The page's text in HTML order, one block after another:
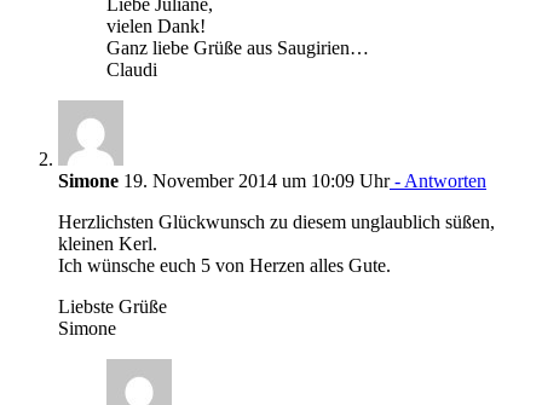
vielen Dank!
Ganz liebe Grüße aus Saugirien…
Claudi
Simone 19. November 2014 um 10:09 Uhr- Antworten
Herzlichsten Glückwunsch zu diesem unglaublich süßen,
kleinen Kerl.
Ich wünsche euch 5 von Herzen alles Gute.
Liebste Grüße
Simone